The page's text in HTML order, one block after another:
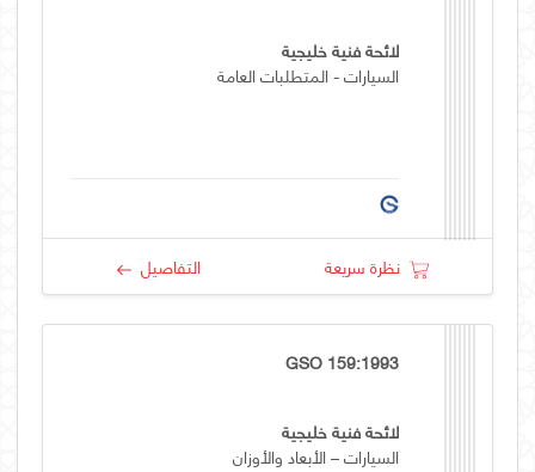
لائحة فنية خليجية
السيارات - المتطلبات العامة
نظرة سريعة التفاصيل
GSO 159:1993
لائحة فنية خليجية
السيارات – الأبعاد والأوزان